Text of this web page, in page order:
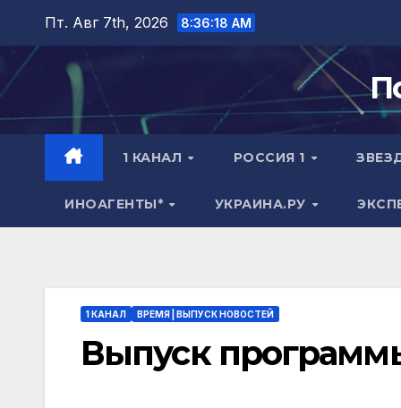
Перейти
содержимому
Пт. Авг 7th, 2026 8:36:19 AM
1 КАНАЛ РОССИЯ 1
ИНОАГЕНТЫ* УКРАИНА.РУ
1 КАНАЛ ВРЕМЯ | ВЫПУСК НОВОСТЕЙ
Выпуск